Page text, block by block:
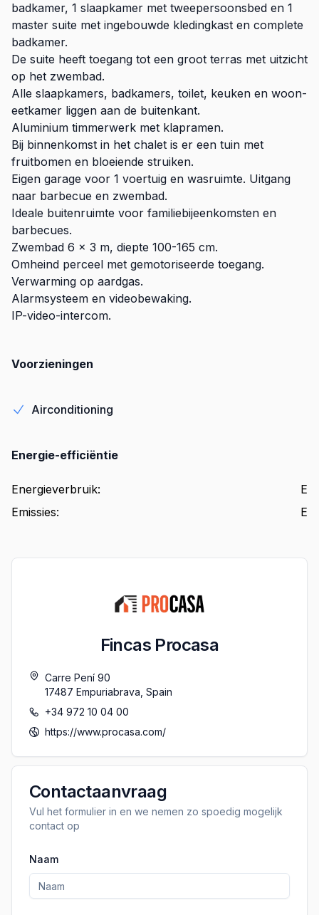
badkamer, 1 slaapkamer met tweepersoonsbed en 1
master suite met ingebouwde kledingkast en complete
badkamer.
De suite heeft toegang tot een groot terras met uitzicht
op het zwembad.
Alle slaapkamers, badkamers, toilet, keuken en woon-
eetkamer liggen aan de buitenkant.
Aluminium timmerwerk met klapramen.
Bij binnenkomst in het chalet is er een tuin met
fruitbomen en bloeiende struiken.
Eigen garage voor 1 voertuig en wasruimte. Uitgang
naar barbecue en zwembad.
Ideale buitenruimte voor familiebijeenkomsten en
barbecues.
Zwembad 6 x 3 m, diepte 100-165 cm.
Omheind perceel met gemotoriseerde toegang.
Verwarming op aardgas.
Alarmsysteem en videobewaking.
IP-video-intercom.
Voorzieningen
Airconditioning
Energie-efficiëntie
Energieverbruik:
E
Emissies: E
Fincas Procasa
Carre Pení 90
17487 Empuriabrava Spain
+34 972 10 04 00
https://www.procasa.com/
Contactaanvraag
Vul het formulier in en we nemen zo spoedig mogelijk
contact op
Naam